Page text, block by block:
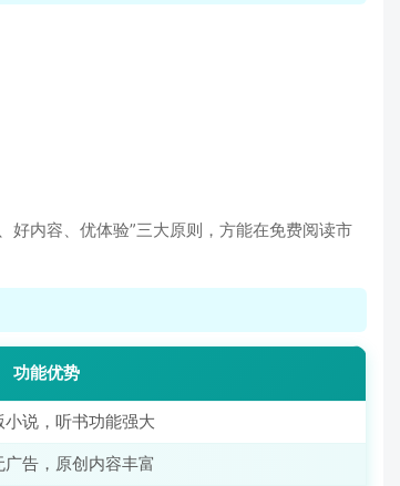
好内容、优体验”三大原则，方能在免费阅读市
功能优势
小说，听书功能强大
广告，原创内容丰富